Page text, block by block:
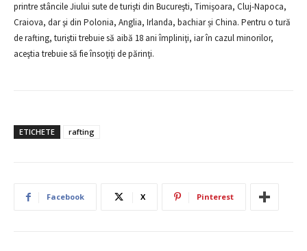
printre stâncile Jiului sute de turişti din Bucureşti, Timişoara, Cluj-Napoca,
Craiova, dar şi din Polonia, Anglia, Irlanda, bachiar și China. Pentru o tură
de rafting, turiştii trebuie să aibă 18 ani împliniţi, iar în cazul minorilor,
aceştia trebuie să fie însoţiţi de părinţi.
ETICHETE rafting
Facebook X Pinterest